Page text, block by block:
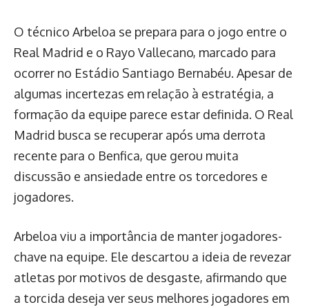
O técnico Arbeloa se prepara para o jogo entre o
Real Madrid e o Rayo Vallecano, marcado para
ocorrer no Estádio Santiago Bernabéu. Apesar de
algumas incertezas em relação à estratégia, a
formação da equipe parece estar definida. O Real
Madrid busca se recuperar após uma derrota
recente para o Benfica, que gerou muita
discussão e ansiedade entre os torcedores e
jogadores.
Arbeloa viu a importância de manter jogadores-
chave na equipe. Ele descartou a ideia de revezar
atletas por motivos de desgaste, afirmando que
a torcida deseja ver seus melhores jogadores em